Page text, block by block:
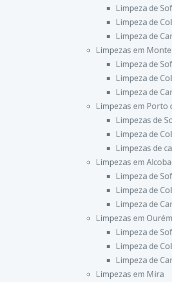
Limpeza de
Limpeza de
Limpeza de
Limpezas em
Limpeza de
Limpeza de
Limpeza de
Limpezas em Porto
Limpezas de
Limpeza de
Limpezas de
Limpezas em
Limpeza de
Limpeza de
Limpeza de
Limpezas em
Limpeza de
Limpeza de
Limpeza de
Limpezas em Mira